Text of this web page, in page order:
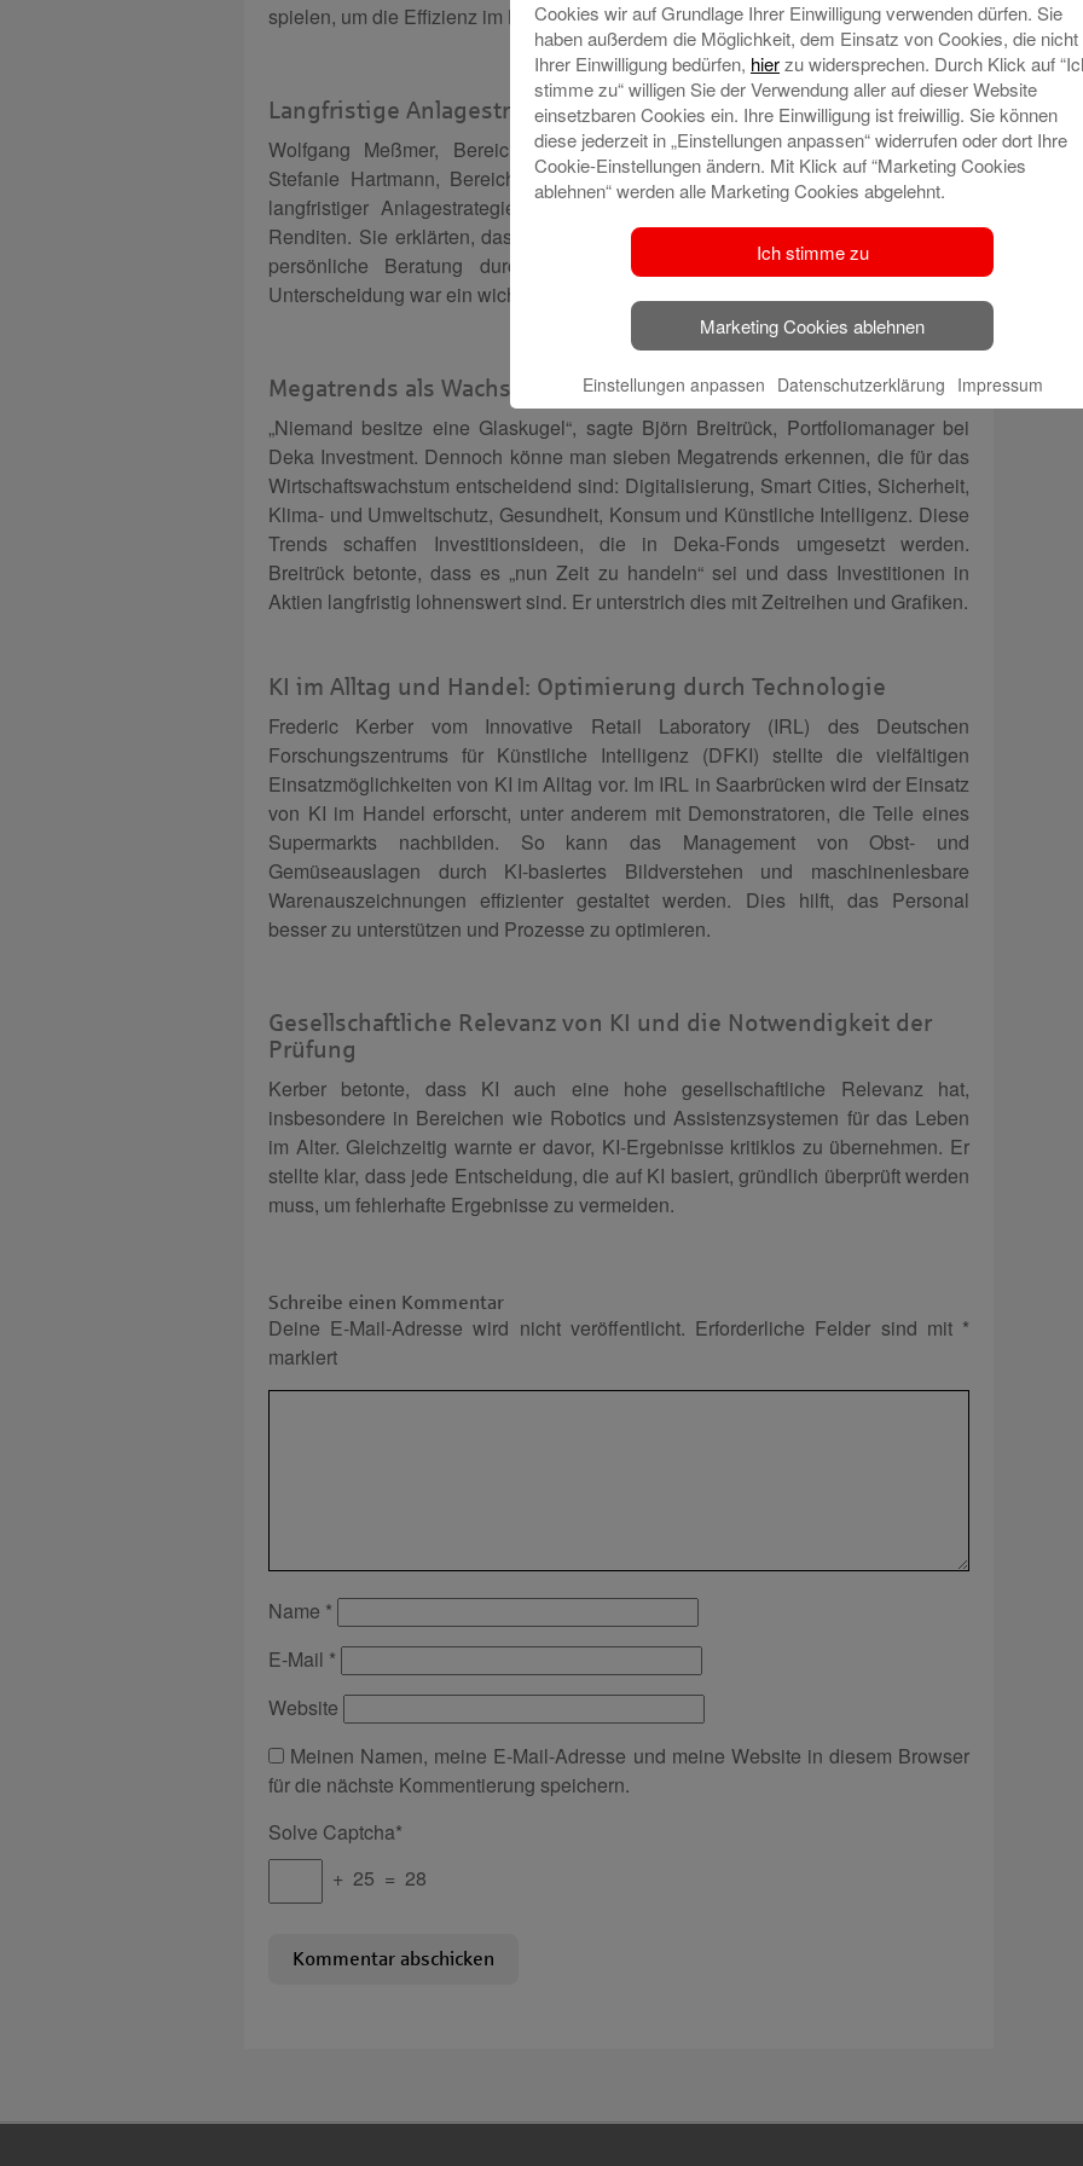
spielen, um die Effizienz im Berufsleben zu steigern.
Langfristige Anlagestrategien und KI als Analyseinstrument
Wolfgang Meßmer, Bereichsleiter Wertpapier- und Vermögensberatung, und
Stefanie Hartmann, Bereichsleiterin Private Banking, betonten die Bedeutung
langfristiger Anlagestrategien. Diese führen, ihrer Erfahrung nach, zu guten
Renditen. Sie erklärten, dass KI als Analyseinstrument eingesetzt wird, aber die
persönliche Beratung durch Menschen nicht ersetzen kann. Diese klare
Unterscheidung war ein wichtiger Bestandteil ihrer Ausführungen.
Megatrends als Wachstumstreiber
„Niemand besitze eine Glaskugel“, sagte Björn Breitrück, Portfoliomanager bei
Deka Investment. Dennoch könne man sieben Megatrends erkennen, die für das
Wirtschaftswachstum entscheidend sind: Digitalisierung, Smart Cities, Sicherheit,
Klima- und Umweltschutz, Gesundheit, Konsum und Künstliche Intelligenz. Diese
Trends schaffen Investitionsideen, die in Deka-Fonds umgesetzt werden.
Breitrück betonte, dass es „nun Zeit zu handeln“ sei und dass Investitionen in
Aktien langfristig lohnenswert sind. Er unterstrich dies mit Zeitreihen und Grafiken.
KI im Alltag und Handel: Optimierung durch Technologie
Frederic Kerber vom Innovative Retail Laboratory (IRL) des Deutschen
Forschungszentrums für Künstliche Intelligenz (DFKI) stellte die vielfältigen
Einsatzmöglichkeiten von KI im Alltag vor. Im IRL in Saarbrücken wird der Einsatz
von KI im Handel erforscht, unter anderem mit Demonstratoren, die Teile eines
Supermarkts nachbilden. So kann das Management von Obst- und
Gemüseauslagen durch KI-basiertes Bildverstehen und maschinenlesbare
Warenauszeichnungen effizienter gestaltet werden. Dies hilft, das Personal
besser zu unterstützen und Prozesse zu optimieren.
Gesellschaftliche Relevanz von KI und die Notwendigkeit der
Prüfung
Kerber betonte, dass KI auch eine hohe gesellschaftliche Relevanz hat,
insbesondere in Bereichen wie Robotics und Assistenzsystemen für das Leben
im Alter. Gleichzeitig warnte er davor, KI-Ergebnisse kritiklos zu übernehmen. Er
stellte klar, dass jede Entscheidung, die auf KI basiert, gründlich überprüft werden
muss, um fehlerhafte Ergebnisse zu vermeiden.
Schreibe einen Kommentar
Deine E-Mail-Adresse wird nicht veröffentlicht. Erforderliche Felder sind mit *
markiert
Name *
E-Mail *
Website
Meinen Namen, meine E-Mail-Adresse und meine Website in diesem Browser
für die nächste Kommentierung speichern.
Solve Captcha*
+ 25 = 28
Cookies wir auf Grundlage Ihrer Einwilligung verwenden dürfen. Sie
haben außerdem die Möglichkeit, dem Einsatz von Cookies, die nicht
Ihrer Einwilligung bedürfen, hierzu widersprechen. Durch Klick auf
stimme zu“ willigen Sie der Verwendung aller auf dieser Website
einsetzbaren Cookies ein. Ihre Einwilligung ist freiwillig. Sie können
diese jederzeit in „Einstellungen anpassen“ widerrufen oder dort Ihre
Cookie-Einstellungen ändern. Mit Klick auf “Marketing Cookies
ablehnen“ werden alle Marketing Cookies abgelehnt.
Ich stimme zu
Marketing Cookies ablehnen
Einstellungen anpassen Datenschutzerklärung Impressum